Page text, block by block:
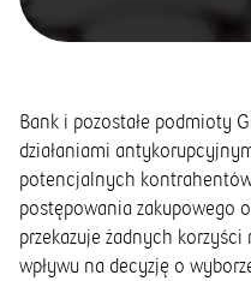
Bank i pozostałe podmioty
działaniami
potencjalnych
postępowania zakupowego
przekazuje żadnych
wpływu na decyzję o